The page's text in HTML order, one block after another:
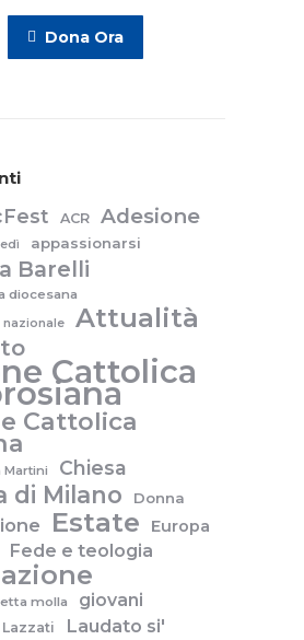
Dona Ora
ACR Adesione
appassionarsi
Barelli
diocesana
nazionale Attualità
Cattolica
Cattolica
Martini Chiesa
di Milano Donna
Estate
Europa
Fede e teologia
molla giovani
Laudato si'